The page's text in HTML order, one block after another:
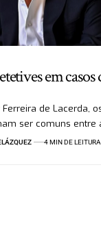
em casos
de Lacerda,
ser comuns entre
4 MIN DE LEITURA